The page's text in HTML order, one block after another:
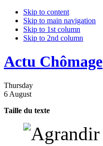
Skip to content
Skip to main navigation
Skip to 1st column
Skip to 2nd column
Actu Chômage
Thursday
6 August
Taille du texte